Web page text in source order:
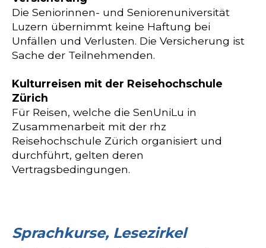
Die Seniorinnen- und Seniorenuniversität
Luzern übernimmt keine Haftung bei
Unfällen und Verlusten. Die Versicherung ist
Sache der Teilnehmenden.
Kulturreisen mit der Reisehochschule
Zürich
Für Reisen, welche die SenUniLu in
Zusammenarbeit mit der rhz
Reisehochschule Zürich organisiert und
durchführt, gelten deren
Vertragsbedingungen.
Sprachkurse, Lesezirkel